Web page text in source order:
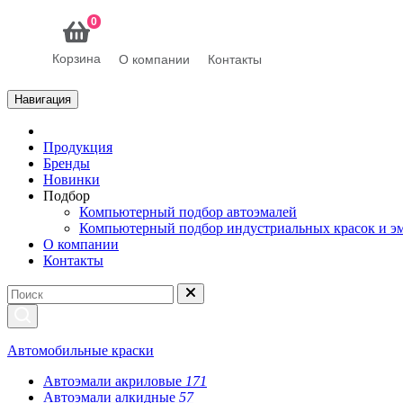
0
Корзина О компании Контакты
Навигация
Продукция
Бренды
Новинки
Подбор
Компьютерный подбор автоэмалей
Компьютерный подбор индустриальных красок и
О компании
Контакты
Автомобильные краски
Автоэмали акриловые 171
Автоэмали алкидные 57